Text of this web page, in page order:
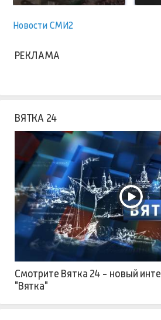
Новости СМИ2
РЕКЛАМА
ВЯТКА 24
Смотрите Вятка 24 - новый
"Вятка"